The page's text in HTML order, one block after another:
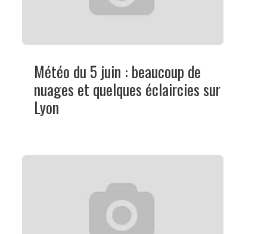
Météo du 5 juin : beaucoup de
nuages et quelques éclaircies sur
Lyon